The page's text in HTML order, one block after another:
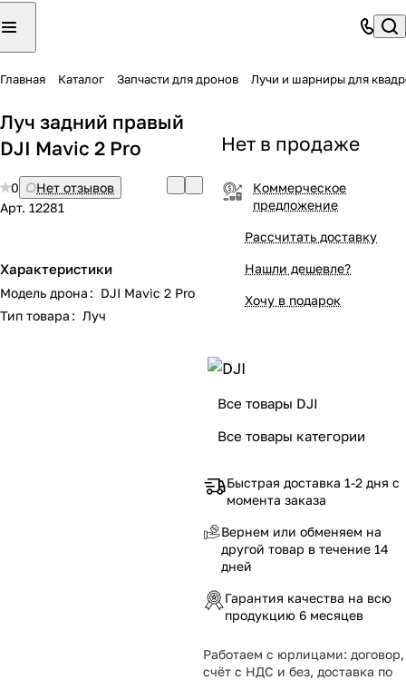
Главная Каталог Запчасти для дронов Лучи и шарниры для
Луч задний правый
DJI Mavic 2 Pro
0
Нет отзывов
Арт. 12281
Характеристики
Модель дрона : DJI Mavic 2 Pro
Тип товара : Луч
Нет в продаже
Коммерческое
предложение
Рассчитать доставку
Нашли дешевле?
Хочу в подарок
Все товары DJI
Все товары категории
Быстрая доставка 1-2 дня с
момента заказа
Вернем или обменяем на
другой товар в течение 14
дней
Гарантия качества на всю
продукцию 6 месяцев
Работаем с юрлицами: договор,
счёт с НДС и без, доставка по